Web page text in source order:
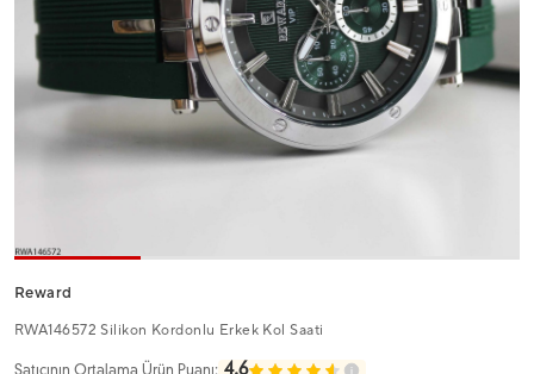
Reward
RWA146572 Silikon Kordonlu Erkek Kol Saati
Satıcının Ortalama Ürün Puanı: